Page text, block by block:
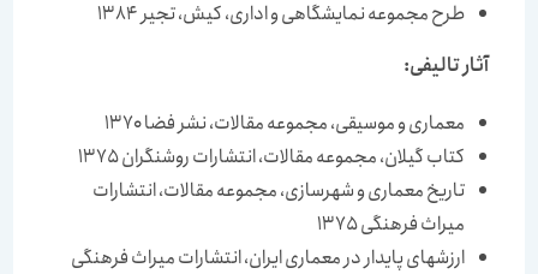
طرح مجموعه نمایشگاهی و اداری، كیش، تجیر 1384
آثار تالیفی:
معماری و موسیقی، مجموعه مقالات، نشر فضا 1370
كتاب گیلان، مجموعه مقالات، انتشارات روشنگران 1375
تاریخ معماری و شهرسازی، مجموعه مقالات، انتشارات
میراث فرهنگی 1375
ارزشهای پایدار در معماری ایران، انتشارات میراث فرهنگی